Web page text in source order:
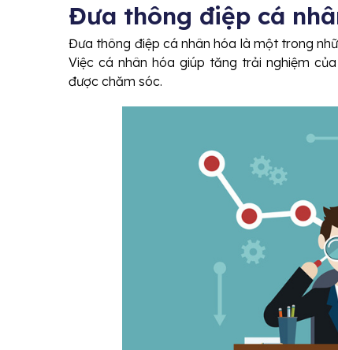
Đưa thông điệp cá
Đưa thông điệp cá nhân hóa là một trong
Việc cá nhân hóa giúp tăng trải nghiệm
được chăm sóc.